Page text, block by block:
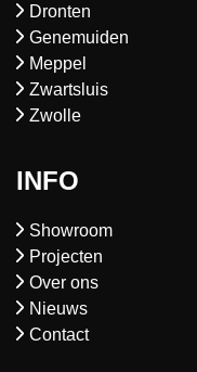
Dronten
Genemuiden
Meppel
Zwartsluis
Zwolle
INFO
Showroom
Projecten
Over ons
Nieuws
Contact